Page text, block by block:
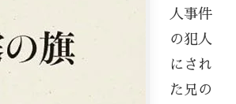
人事件
の犯人
にされ
た兄の